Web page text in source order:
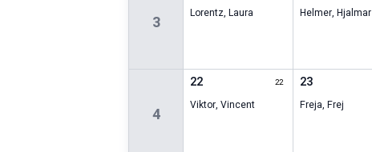
3 Lorentz,Laura Helmer, Hjalmar
4
22 22
Viktor,Vincent
23
Freja, Frej